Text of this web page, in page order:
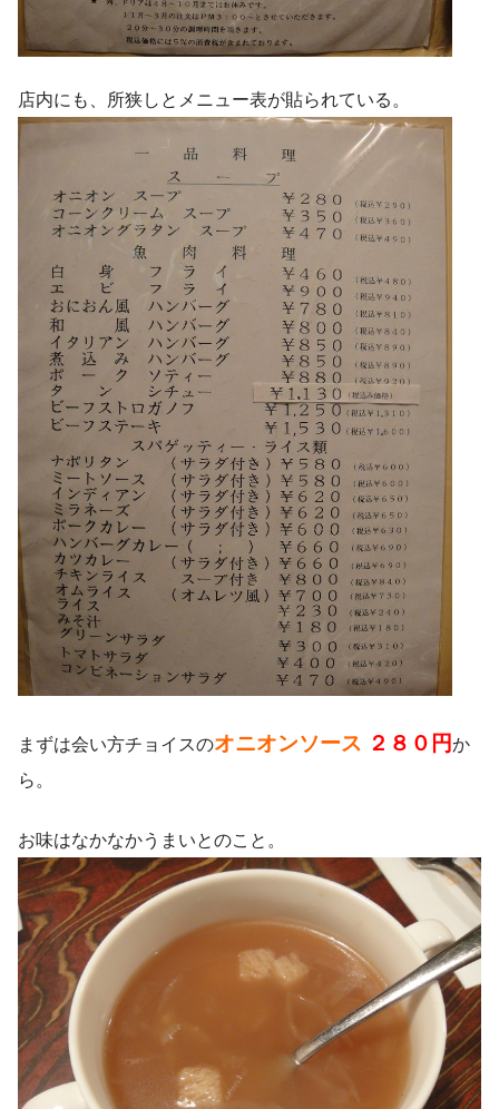
店内にも、所狭しとメニュー表が貼られている。
まずは会い方チョイスのオニオンソース ２８０円か
ら。
お味はなかなかうまいとのこと。